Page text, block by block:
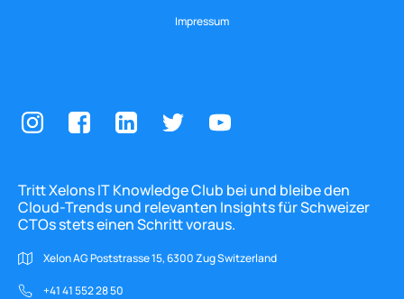
Impressum
Tritt Xelons IT Knowledge Club bei und bleibe den
Cloud-Trends und relevanten Insights für Schweizer
CTOs stets einen Schritt voraus.
Xelon AG Poststrasse 15, 6300 Zug Switzerland
+41 41 552 28 50